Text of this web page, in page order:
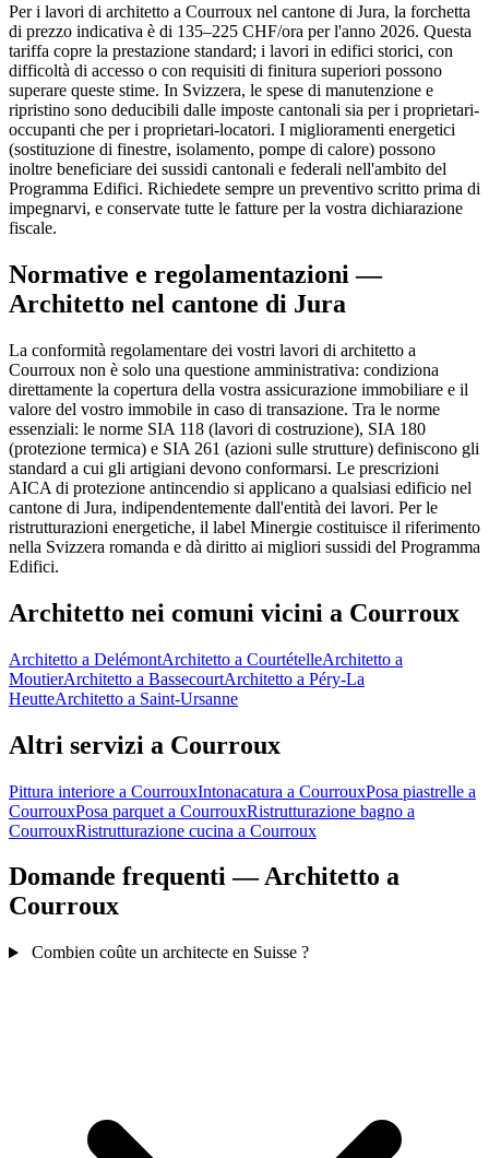
Per i lavori di architetto a Courroux nel cantone di Jura, la forchetta
di prezzo indicativa è di 135–225 CHF/ora per l'anno 2026. Questa
tariffa copre la prestazione standard; i lavori in edifici storici, con
difficoltà di accesso o con requisiti di finitura superiori possono
superare queste stime. In Svizzera, le spese di manutenzione e
ripristino sono deducibili dalle imposte cantonali sia per i proprietari-
occupanti che per i proprietari-locatori. I miglioramenti energetici
(sostituzione di finestre, isolamento, pompe di calore) possono
inoltre beneficiare dei sussidi cantonali e federali nell'ambito del
Programma Edifici. Richiedete sempre un preventivo scritto prima di
impegnarvi, e conservate tutte le fatture per la vostra dichiarazione
fiscale.
Normative e regolamentazioni —
Architetto nel cantone di Jura
La conformità regolamentare dei vostri lavori di architetto a
Courroux non è solo una questione amministrativa: condiziona
direttamente la copertura della vostra assicurazione immobiliare e il
valore del vostro immobile in caso di transazione. Tra le norme
essenziali: le norme SIA 118 (lavori di costruzione), SIA 180
(protezione termica) e SIA 261 (azioni sulle strutture) definiscono gli
standard a cui gli artigiani devono conformarsi. Le prescrizioni
AICA di protezione antincendio si applicano a qualsiasi edificio nel
cantone di Jura, indipendentemente dall'entità dei lavori. Per le
ristrutturazioni energetiche, il label Minergie costituisce il riferimento
nella Svizzera romanda e dà diritto ai migliori sussidi del Programma
Edifici.
Architetto nei comuni vicini a Courroux
Architetto a DelémontArchitetto a CourtételleArchitetto a
MoutierArchitetto a BassecourtArchitetto a Péry-La
HeutteArchitetto a Saint-Ursanne
Altri servizi a Courroux
Pittura interiore a CourrouxIntonacatura a CourrouxPosa piastrelle a
CourrouxPosa parquet a CourrouxRistrutturazione bagno a
CourrouxRistrutturazione cucina a Courroux
Domande frequenti — Architetto a
Courroux
Combien coûte un architecte en Suisse ?